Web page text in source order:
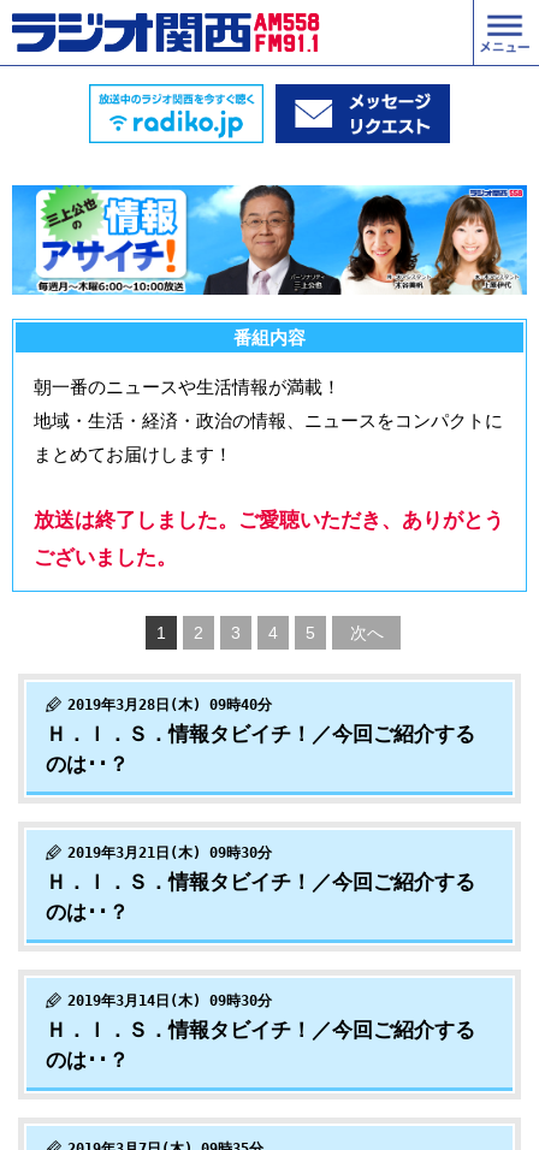
番組内容
朝一番のニュースや生活情報が満載！
地域・生活・経済・政治の情報、ニュースをコンパクトに
まとめてお届けします！
放送は終了しました。ご愛聴いただき、ありがとう
ございました。
1 2 3 4 5 次へ
2019年3月28日(木) 09時40分
Ｈ．Ｉ．Ｓ．情報タビイチ！／今回ご紹介する
のは･･？
2019年3月21日(木) 09時30分
Ｈ．Ｉ．Ｓ．情報タビイチ！／今回ご紹介する
のは･･？
2019年3月14日(木) 09時30分
Ｈ．Ｉ．Ｓ．情報タビイチ！／今回ご紹介する
のは･･？